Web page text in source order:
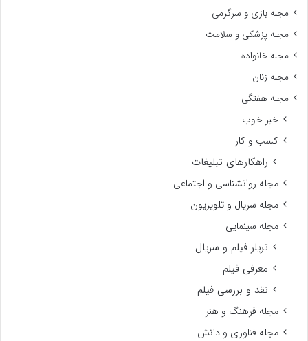
مجله بازی و سرگرمی
مجله پزشکی و سلامت
مجله خانواده
مجله زنان
مجله هفتگی
خبر خوب
کسب و کار
راهکارهای تبلیغات
مجله روانشناسی و اجتماعی
مجله سریال و تلویزیون
مجله سینمایی
تریلر فیلم و سریال
معرفی فیلم
نقد و بررسی فیلم
مجله فرهنگ و هنر
مجله فناوری و دانش